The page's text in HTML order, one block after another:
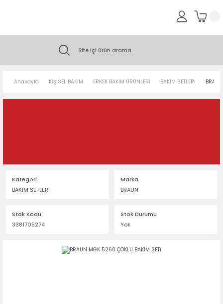
Anasayfa KİŞİSEL BAKIM ERKEK BAKIM ÜRÜNLERİ BAKIM SETLERİ
Kategori
BAKIM SETLERİ
Marka
BRAUN
Stok Kodu
3381705274
Stok Durumu
Yok